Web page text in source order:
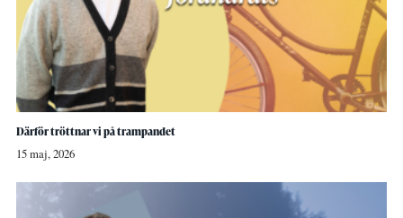
Därför tröttnar vi på trampandet
15 maj, 2026